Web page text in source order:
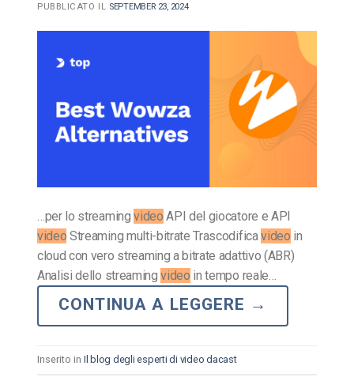
PUBBLICATO IL SEPTEMBER 23, 2024
…per lo streamingvideo API del giocatore e API
video Streaming multi-bitrate Trascodificavideo in
cloud con vero streaming a bitrate adattivo (ABR)
Analisi dello streamingvideo in tempo reale…
CONTINUA A LEGGERE →
Inserito in Il blog degli esperti di video dacast